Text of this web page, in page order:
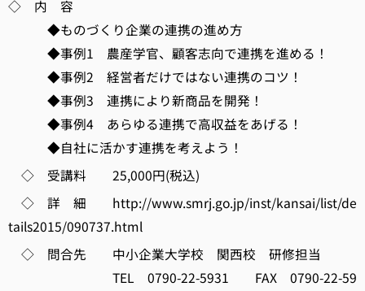
◇ 内 容
◆ものづくり企業の連携の進め方
◆事例1 農産学官、顧客志向で連携を進める！
◆事例2 経営者だけではない連携のコツ！
◆事例3 連携により新商品を開発！
◆事例4 あらゆる連携で高収益をあげる！
◆自社に活かす連携を考えよう！
◇ 受講料 25,000円(税込)
◇ 詳 細 http://www.smrj.go.jp/inst/kansai/list/de
tails2015/090737.html
◇ 問合先 中小企業大学校 関西校 研修担当
TEL 0790-22-5931 FAX 0790-22-59